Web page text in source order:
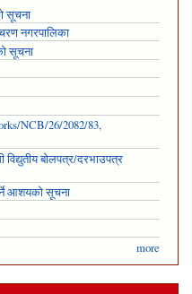
सूचना
नगरपालिका
सूचना
NCB/26/2082/83,
विद्युतीय बोलपत्र/दरभाउपत्र
आशयको सूचना
more